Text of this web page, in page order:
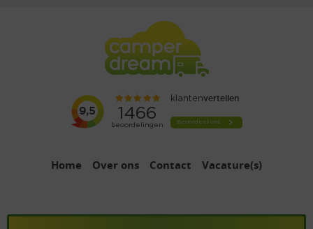
Home Over ons Contact Vacature(s)